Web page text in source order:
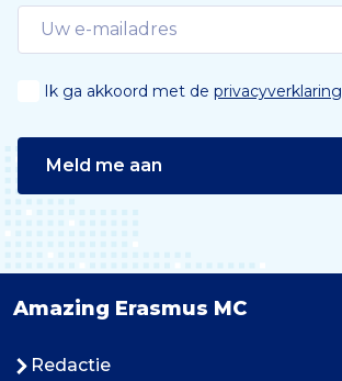
Ik ga akkoord met de privacyverklaring
Meld me aan
Amazing Erasmus MC
Redactie